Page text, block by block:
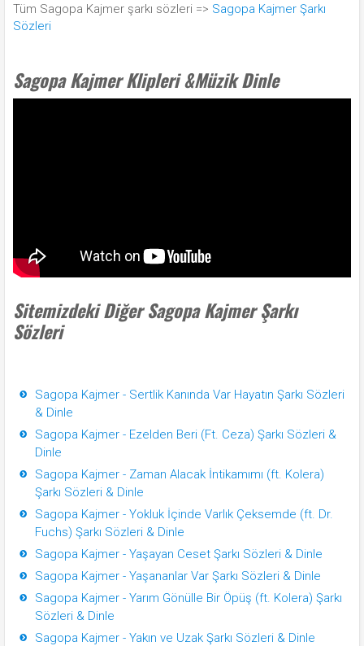
Tüm Sagopa Kajmer şarkı sözleri => Sagopa Kajmer Şarkı
Sözleri
Sagopa Kajmer Klipleri &Müzik Dinle
Sitemizdeki Diğer Sagopa Kajmer Şarkı
Sözleri
Sagopa Kajmer - Sertlik Kanında Var Hayatın Şarkı Sözleri
& Dinle
Sagopa Kajmer - Ezelden Beri (Ft. Ceza) Şarkı Sözleri &
Dinle
Sagopa Kajmer - Zaman Alacak İntikamımı (ft. Kolera)
Şarkı Sözleri & Dinle
Sagopa Kajmer - Yokluk İçinde Varlık Çeksemde (ft. Dr.
Fuchs) Şarkı Sözleri & Dinle
Sagopa Kajmer - Yaşayan Ceset Şarkı Sözleri & Dinle
Sagopa Kajmer - Yaşananlar Var Şarkı Sözleri & Dinle
Sagopa Kajmer - Yarım Gönülle Bir Öpüş (ft. Kolera) Şarkı
Sözleri & Dinle
Sagopa Kajmer - Yakın ve Uzak Şarkı Sözleri & Dinle